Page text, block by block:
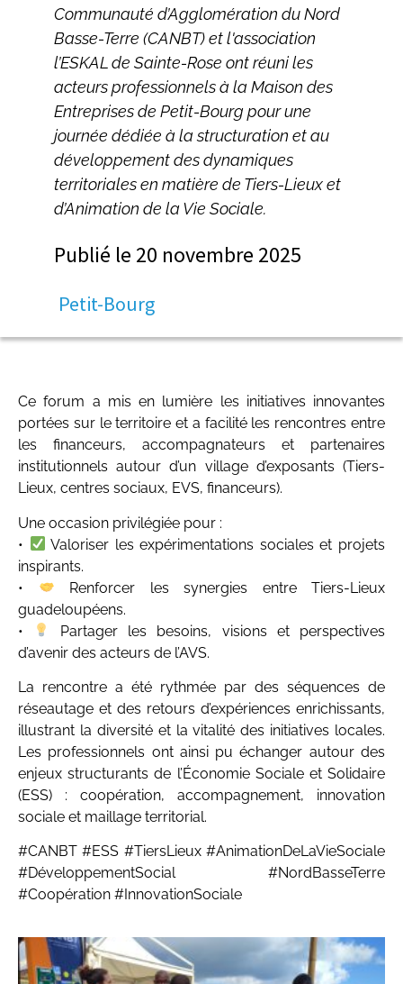
Communauté d’Agglomération du Nord
Basse-Terre (CANBT) et l'association
l’ESKAL de Sainte-Rose ont réuni les
acteurs professionnels à la Maison des
Entreprises de Petit-Bourg pour une
journée dédiée à la structuration et au
développement des dynamiques
territoriales en matière de Tiers-Lieux et
d’Animation de la Vie Sociale.
Publié le 20 novembre 2025
Petit-Bourg
Ce forum a mis en lumière les initiatives innovantes
portées sur le territoire et a facilité les rencontres entre
les financeurs, accompagnateurs et partenaires
institutionnels autour d’un village d’exposants (Tiers-
Lieux, centres sociaux, EVS, financeurs).
Une occasion privilégiée pour :
•⁠ ⁠
Valoriser les expérimentations sociales et projets
inspirants.
•⁠ ⁠
Renforcer les synergies entre Tiers-Lieux
guadeloupéens.
•⁠ ⁠
Partager les besoins, visions et perspectives
d’avenir des acteurs de l’AVS.
La rencontre a été rythmée par des séquences de
réseautage et des retours d’expériences enrichissants,
illustrant la diversité et la vitalité des initiatives locales.
Les professionnels ont ainsi pu échanger autour des
enjeux structurants de l’Économie Sociale et Solidaire
(ESS) : coopération, accompagnement, innovation
sociale et maillage territorial.
#CANBT #ESS #TiersLieux #AnimationDeLaVieSociale
#DéveloppementSocial #NordBasseTerre
#Coopération #InnovationSociale